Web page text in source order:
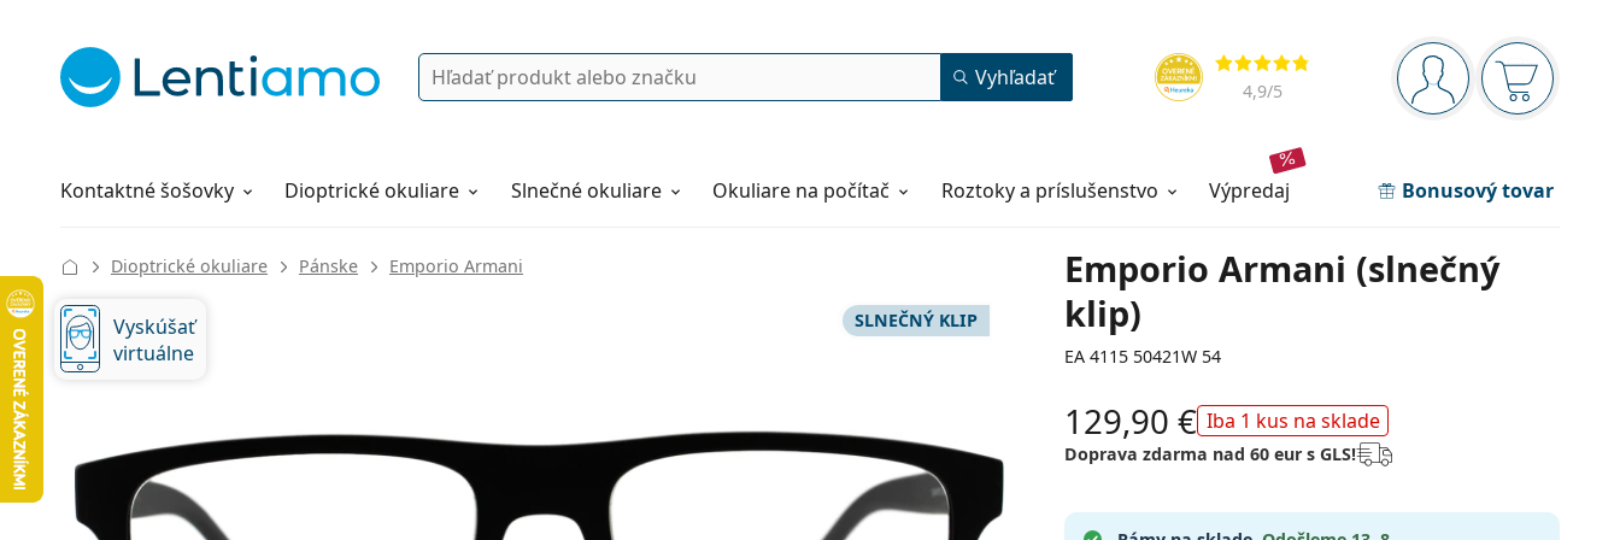
Navigačný panel
ste prihláseníNákupný
Hodnotenia
4,9/5
Vyhľadávanie Vyhľadať
Kontaktné šošovky
Roztoky Dioptrické okuliare Slnečné okuliare Okuliare na počítač Roztoky a príslušenstvo výpredaj Bonusový tovar
Všetko o nákupe
Emporio Armani (slnečný
klip)
EA 4115 50421W 54
Dioptrické okuliare Pánske Emporio Armani
SLNEČNÝ KLIP
54
Vyskúšať
virtuálne
129,90 € Iba 1 kus na sklade
Doprava zdarma nad 60 eur s GLS!